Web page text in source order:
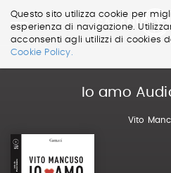
Questo sito utilizza cookie per
esperienza di navigazione.
acconsenti agli utilizzi di cookies
Cookie Policy.
Salta
Io amo
Vito